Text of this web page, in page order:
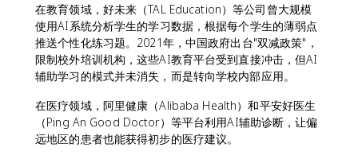
在教育领域，好未来（TAL Education）等公司曾大规模
使用AI系统分析学生的学习数据，根据每个学生的薄弱点
推送个性化练习题。2021年，中国政府出台"双减政策"，
限制校外培训机构，这些AI教育平台受到直接冲击，但AI
辅助学习的模式并未消失，而是转向学校内部应用。
在医疗领域，阿里健康（Alibaba Health）和平安好医生
（Ping An Good Doctor）等平台利用AI辅助诊断，让偏
远地区的患者也能获得初步的医疗建议。